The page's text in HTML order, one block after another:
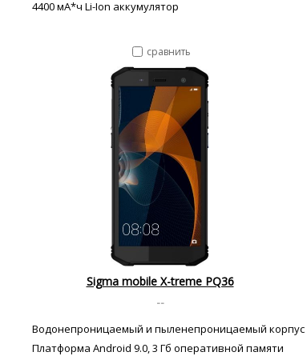
4400 мА*ч Li-Ion аккумулятор
сравнить
Sigma mobile X-treme PQ36
--
Водонепроницаемый и пыленепроницаемый корпус
Платформа Android 9.0, 3 Гб оперативной памяти